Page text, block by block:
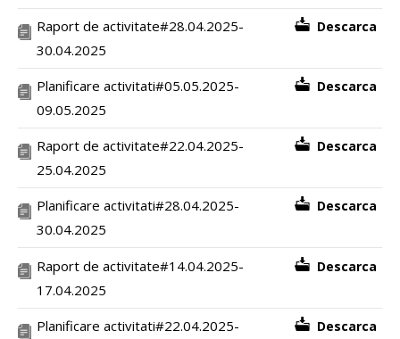
Raport de activitate#28.04.2025-
30.04.2025
Descarca
Planificare activitati#05.05.2025-
09.05.2025
Descarca
Raport de activitate#22.04.2025-
25.04.2025
Descarca
Planificare activitati#28.04.2025-
30.04.2025
Descarca
Raport de activitate#14.04.2025-
17.04.2025
Descarca
Planificare activitati#22.04.2025-
Descarca